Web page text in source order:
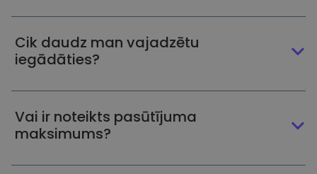
Cik daudz man vajadzētu
iegādāties?
Vai ir noteikts pasūtījuma
maksimums?